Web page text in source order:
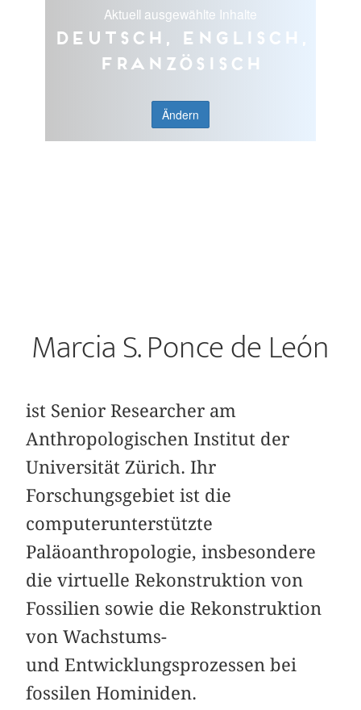
Aktuell ausgewählte Inhalte
Deutsch, Englisch,
Französisch
Ändern
Marcia S. Ponce de León
ist Senior Researcher am
Anthropologischen Institut der
Universität Zürich. Ihr
Forschungsgebiet ist die
computerunterstützte
Paläoanthropologie, insbesondere
die virtuelle Rekonstruktion von
Fossilien sowie die Rekonstruktion
von Wachstums-
und Entwicklungsprozessen bei
fossilen Hominiden.